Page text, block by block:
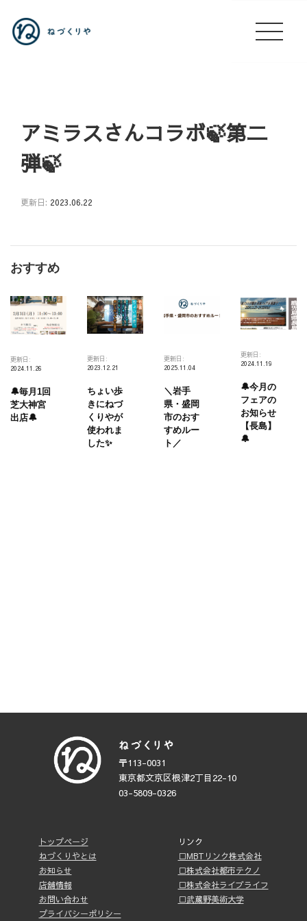
アミラスさんコラボ🍃第二
弾🍃
更新日: 2023.06.22
ね
げ
ラ
イ
ブ
おすすめ
更新日:
2024.11.26
🔔毎月1回
芝大神宮
出店🔔
更新日:
2023.12.21
ちょい歩
きにねづ
くりやが
使われま
した✨
更新日:
2025.11.04
＼岩手
県・盛岡
市のおす
すめルー
ト／
更新日:
2024.11.19
🔔今月の
フェアの
お知らせ
【長島】
🔔
〒113-0031
東京都文京区根津2丁目22-10
03-5809-0326
トップページ
ねづくりやとは
お知らせ
店舗情報
お問い合わせ
プライバシーポリシー
リンク
□MBTリンク株式会社
□株式会社都市テクノ
□株式会社ライブライフ
□武蔵野美術大学